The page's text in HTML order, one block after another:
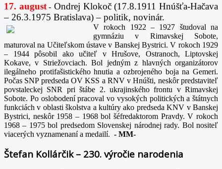
17. august- Ondrej Klokoč (17.8.1911 Hnúšťa-Hačava
– 26.3.1975 Bratislava) – politik, novinár.
V rokoch 1922 – 1927 študoval na
gymnáziu v Rimavskej Sobote,
maturoval na Učiteľskom ústave v Banskej Bystrici. V rokoch 1929
– 1944 pôsobil ako učiteľ v Hrušove, Ostranoch, Liptovskej
Kokave, v Striežovciach. Bol jedným z hlavných organizátorov
ilegálneho protifašistického hnutia a ozbrojeného boja na Gemeri.
Počas SNP predseda OV KSS a RNV v Hnúšti, neskôr predstaviteľ
povstaleckej SNR pri štábe 2. ukrajinského frontu v Rimavskej
Sobote. Po oslobodení pracoval vo vysokých politických a štátnych
funkciách v oblasti školstva a kultúry ako predseda KNV v Banskej
Bystrici, neskôr 1958 – 1968 bol šéfredaktorom Pravdy. V rokoch
1968 – 1975 bol predsedom Slovenskej národnej rady. Bol nositeľ
viacerých vyznamenaní a medailí. - MM-
Štefan Kollárčik – 230. výročie narodenia